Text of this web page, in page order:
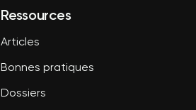
Ressources
Articles
Bonnes pratiques
Dossiers